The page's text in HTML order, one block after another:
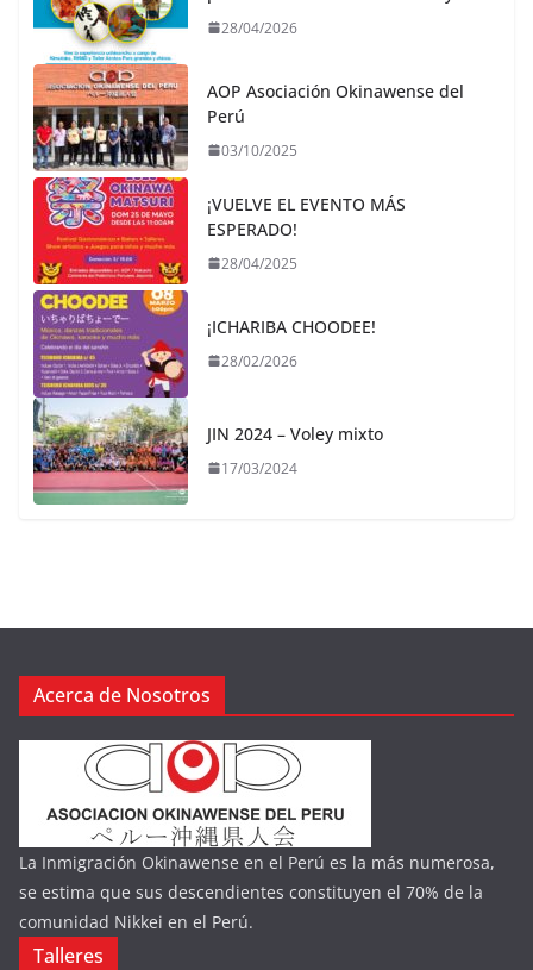
28/04/2026
AOP Asociación Okinawense del
Perú
03/10/2025
¡VUELVE EL EVENTO MÁS
ESPERADO!
28/04/2025
¡ICHARIBA CHOODEE!
28/02/2026
JIN 2024 – Voley mixto
17/03/2024
Acerca de Nosotros
La Inmigración Okinawense en el Perú es la más numerosa,
se estima que sus descendientes constituyen el 70% de la
comunidad Nikkei en el Perú.
Talleres